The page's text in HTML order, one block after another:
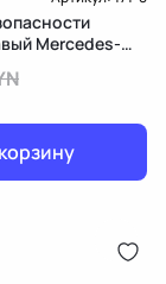
Mercedes-